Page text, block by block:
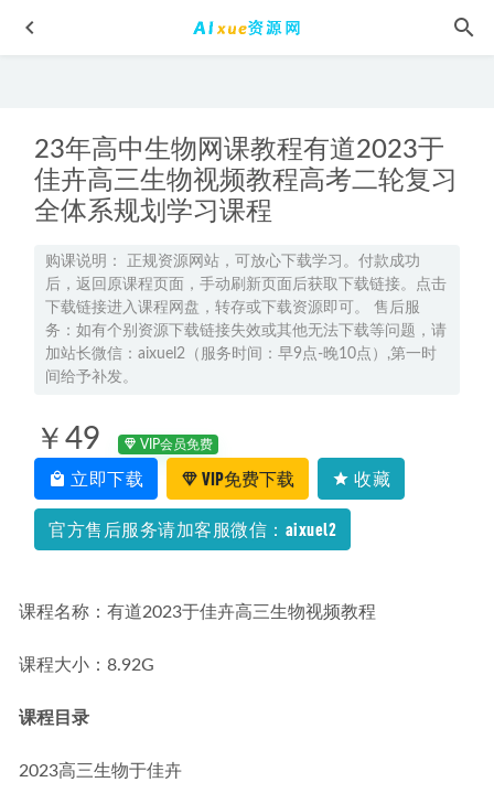
23年高中生物网课教程有道2023于
佳卉高三生物视频教程高考二轮复习
全体系规划学习课程
购课说明： 正规资源网站，可放心下载学习。付款成功
后，返回原课程页面，手动刷新页面后获取下载链接。点击
下载链接进入课程网盘，转存或下载资源即可。 售后服
务：如有个别资源下载链接失效或其他无法下载等问题，请
加站长微信：aixuel2（服务时间：早9点-晚10点）,第一时
间给予补发。
￥49 VIP会员免费
立即下载 VIP免费下载 收藏
官方售后服务请加客服微信：aixuel2
课程名称：有道2023于佳卉高三生物视频教程
课程大小：8.92G
课程目录
2023高三生物于佳卉
2025年高一数学网课秋季班网课教程 2025-01-06
2025龙坚高三英语高考二三轮复习寒春班视频教程+讲义
2025-06-14
2026年谢一凡高二生物a+上学期暑秋班网课直播教程 2026-
04-15
（全国卷）百度网盘打包下载
2025郑梦瑶高二物理a+上学期暑假班+秋季班 2025-02-05